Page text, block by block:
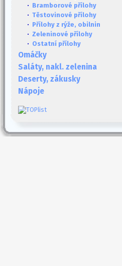
· Bramborové přílohy
· Těstovinové přílohy
· Přílohy z rýže, obilnin
· Zeleninové přílohy
· Ostatní přílohy
Omáčky
Saláty, nakl. zelenina
Deserty, zákusky
Nápoje